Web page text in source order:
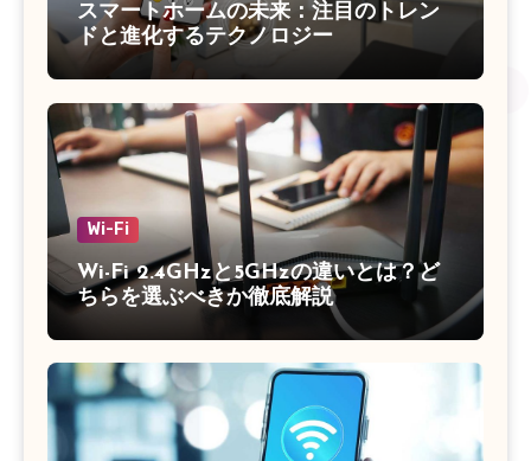
スマートホームの未来：注目のトレン
ドと進化するテクノロジー
Wi-Fi
Wi-Fi 2.4GHzと5GHzの違いとは？ど
ちらを選ぶべきか徹底解説